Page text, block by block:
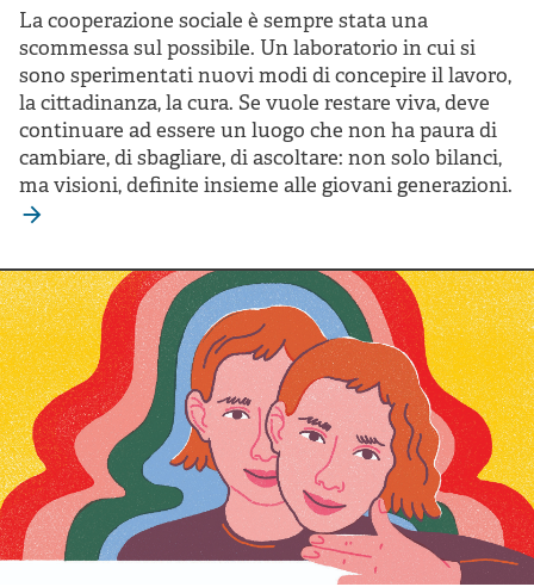
La cooperazione sociale è sempre stata una
scommessa sul possibile. Un laboratorio in cui si
sono sperimentati nuovi modi di concepire il lavoro,
la cittadinanza, la cura. Se vuole restare viva, deve
continuare ad essere un luogo che non ha paura di
cambiare, di sbagliare, di ascoltare: non solo bilanci,
ma visioni, definite insieme alle giovani generazioni.